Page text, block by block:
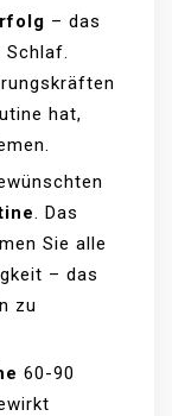
– das
Schlaf.
hat,
. Das
Sie alle
– das
zu
60-90